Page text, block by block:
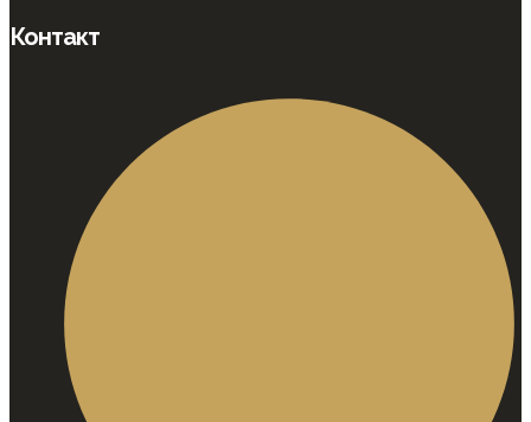
Контакт